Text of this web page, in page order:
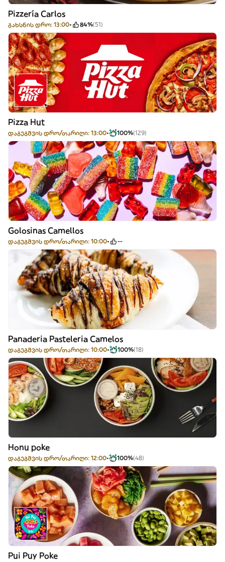
Pizzería Carlos
გახსნის დრო: 13:00 84%(51)
Pizza Hut
დაგეგმვის დრო/თარიღი: 13:00 100%(129)
Golosinas Camellos
დაგეგმვის დრო/თარიღი: 10:00 --
Panaderia Pasteleria Camelos
დაგეგმვის დრო/თარიღი: 10:00 100%(18)
Honu poke
დაგეგმვის დრო/თარიღი: 12:00 100%(48)
Pui Puy Poke